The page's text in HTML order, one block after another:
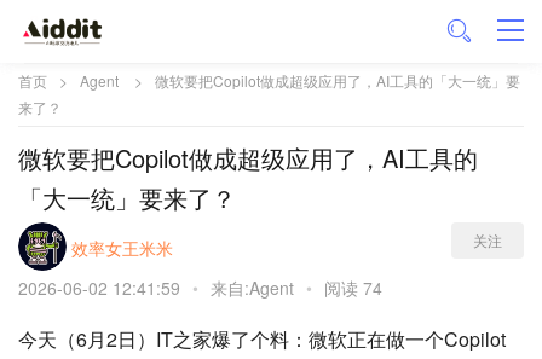
首页 > Agent >
微软要把Copilot做成超级应用了，AI工具的「大一统」要
来了？
微软要把Copilot做成超级应用了，AI工具的
「大一统」要来了？
效率女王米米 关注
2026-06-02 12:41:59 • 来自:Agent • 阅读 74
今天（6月2日）IT之家爆了个料：微软正在做一个Copilot